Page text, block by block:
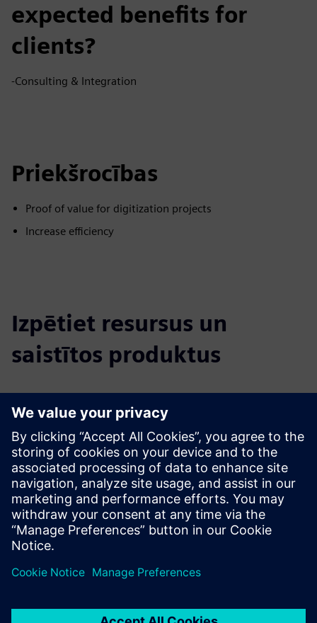
expected benefits for
clients?
-Consulting & Integration
Priekšrocības
Proof of value for digitization projects
Increase efficiency
Izpētiet resursus un
saistītos produktus
Papildu informācija un resursi
Whitepaper: Maintenance 4.0
Learn more
Priekšnosacījumi
none